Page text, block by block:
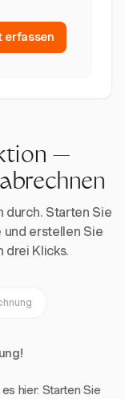
erfassen
—
durch. Starten Sie
und erstellen Sie
drei Klicks.
hier: Starten Sie